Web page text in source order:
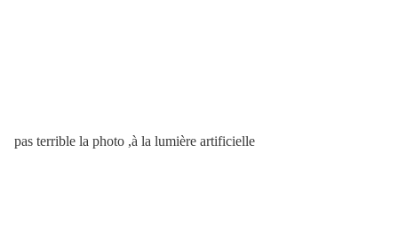
pas terrible la photo ,à la lumière artificielle